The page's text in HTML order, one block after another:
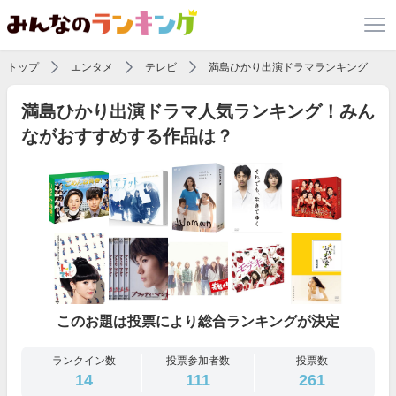
トップ エンタメ テレビ 満島ひかり出演ドラマランキング
満島ひかり出演ドラマ人気ランキング！みん
ながおすすめする作品は？
このお題は投票により総合ランキングが決定
ランクイン数
14
投票参加者数
111
投票数
261